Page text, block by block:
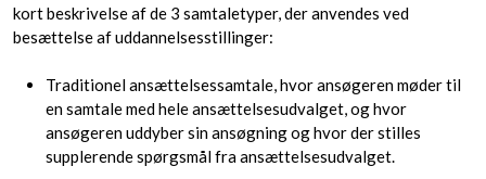
kort beskrivelse af de 3 samtaletyper, der anvendes ved
besættelse af uddannelsesstillinger:
Traditionel ansættelsessamtale, hvor ansøgeren møder til
en samtale med hele ansættelsesudvalget, og hvor
ansøgeren uddyber sin ansøgning og hvor der stilles
supplerende spørgsmål fra ansættelsesudvalget.